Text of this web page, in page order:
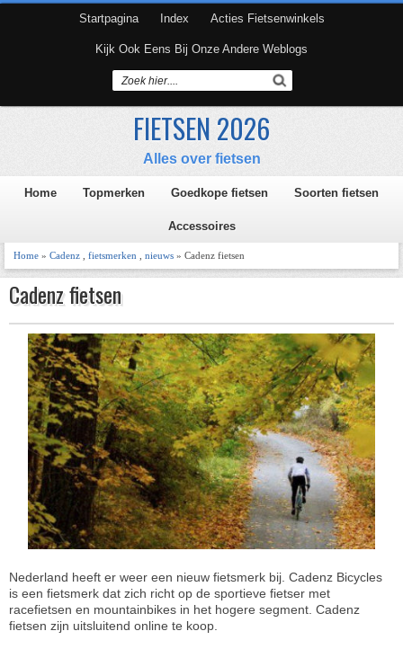
Startpagina Index Acties Fietsenwinkels
Kijk Ook Eens Bij Onze Andere Weblogs
FIETSEN 2026
Alles over fietsen
Home Topmerken Goedkope fietsen Soorten fietsen
Accessoires
Home » Cadenz fietsmerken nieuws » Cadenz fietsen
Cadenz fietsen
Nederland heeft er weer een nieuw fietsmerk bij. Cadenz Bicycles
is een fietsmerk dat zich richt op de sportieve fietser met
racefietsen en mountainbikes in het hogere segment. Cadenz
fietsen zijn uitsluitend online te koop.